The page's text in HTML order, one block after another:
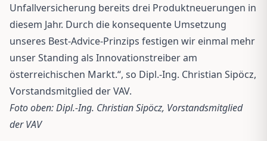
Unfallversicherung bereits drei Produktneuerungen in
diesem Jahr. Durch die konsequente Umsetzung
unseres Best-Advice-Prinzips festigen wir einmal mehr
unser Standing als Innovationstreiber am
österreichischen Markt.“, so Dipl.-Ing. Christian Sipöcz,
Vorstandsmitglied der VAV.
Foto oben: Dipl.-Ing. Christian Sipöcz, Vorstandsmitglied
der VAV